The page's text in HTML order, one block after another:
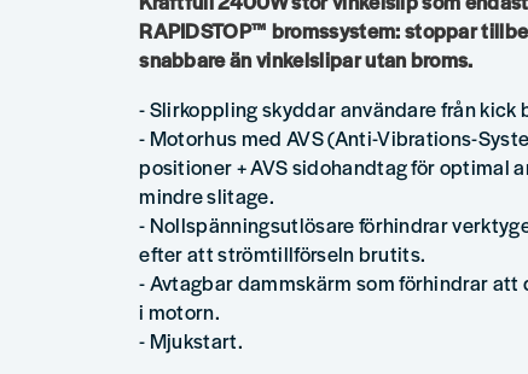
RAPIDSTOP™ bromssystem: stoppar
snabbare än vinkelslipar utan broms.
- Slirkoppling skyddar användare från kick
- Motorhus med AVS (Anti-Vibrations-
positioner + AVS sidohandtag för optimal
mindre slitage.
- Nollspänningsutlösare förhindrar
efter att strömtillförseln brutits.
- Avtagbar dammskärm som förhindrar att
i motorn.
- Mjukstart.